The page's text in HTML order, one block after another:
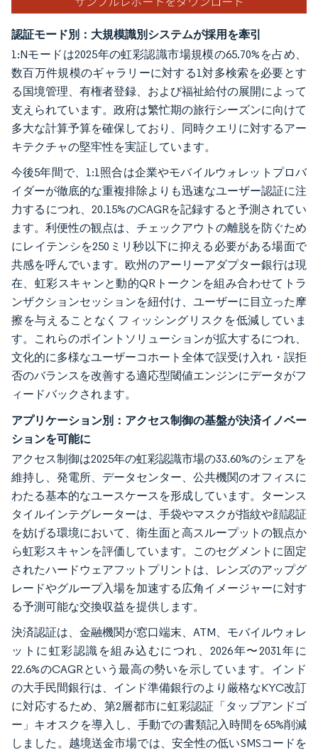
認証モード別：大規模識別システムが採用を牽引
1:Nモードは2025年の虹彩認識市場規模の65.70%を占め、
数百万件規模のギャラリーに対する1対多検索を必要とす
る国境管理、有権者登録、および福祉給付の展開によって
支えられています。政府は繁忙期の旅行シーズンに向けて
多大な計算予算を確保しており、同時クエリに対するアー
キテクチャの堅牢性を実証しています。
今後5年間で、1:1照合は企業やモバイルウォレットプロバ
イダーが徹底的な重複排除よりも迅速なユーザー認証に注
力するにつれ、20.15%のCAGRを記録すると予測されてい
ます。利便性の観点は、チェックアウトの離脱を防ぐため
にレイテンシを250ミリ秒以下に抑える必要がある場面で
共感を呼んでいます。欧州のアーリーアダプター銀行は現
在、虹彩スキャンと動的QRトークンを組み合わせてトラ
ンザクションセッションを紐付け、ユーザーに目立った摩
擦を与えることなくフィッシングリスクを低減していま
す。これらのポイントソリューションが拡大するにつれ、
文化的に多様なユーザーコホート全体で誤受け入れ・誤拒
否のバランスを改善する適応型閾値エンジンにデータがフ
ィードバックされます。
アプリケーション別：アクセス制御の基盤が決済イノベー
ションを可能に
アクセス制御は2025年の虹彩認識市場の33.60%のシェアを
維持し、発電所、データセンター、公共機関のオフィスに
わたる基本的なユースケースを形成しています。ターンス
タイルインテグレーターは、手袋やマスクが指紋や顔認証
を妨げる環境において、衛生面と高スループットの観点か
ら虹彩スキャンを評価しています。このセグメントに固定
されたハードウェアフットプリントは、レンズのアップグ
レードやグループ入場を加速する広角イメージャーに対す
る予測可能な交換収益を提供します。
決済認証は、金融機関が窓口端末、ATM、モバイルウォレ
ットに虹彩認識を組み込むにつれ、2026年〜2031年に
22.6%のCAGRという最高の勢いを示しています。インド
の大手民間銀行は、インド準備銀行のより厳格なKYC改訂
に対応するため、第2層都市に虹彩認証「タップアンドゴ
ー」キオスクを導入し、手動での書類記入時間を65%削減
しました。越境送金市場では、安全性の低いSMSコードを